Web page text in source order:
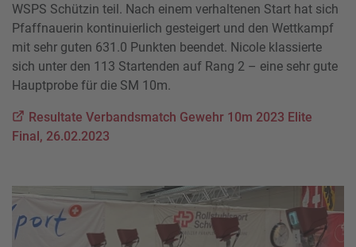
WSPS Schützin teil. Nach einem verhaltenen Start hat sich
Pfaffnauerin kontinuierlich gesteigert und den Wettkampf
mit sehr guten 631.0 Punkten beendet. Nicole klassierte
sich unter den 113 Startenden auf Rang 2 – eine sehr gute
Hauptprobe für die SM 10m.
Resultate Verbandsmatch Gewehr 10m 2023 Elite
Final, 26.02.2023